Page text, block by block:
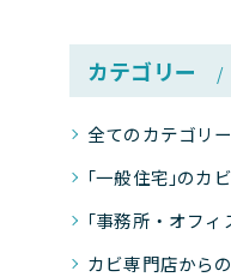
カテゴリー
全てのカテゴリー
｢一般住宅｣のカ
｢事務所・オフ
カビ専門店から